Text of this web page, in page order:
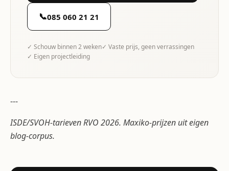
📞085 060 21 21
✓ Schouw binnen 2 weken✓ Vaste prijs, geen verrassingen
✓ Eigen projectleiding
---
ISDE/SVOH-tarieven RVO 2026. Maxiko-prijzen uit eigen
blog-corpus.